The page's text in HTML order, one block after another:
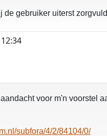
de gebruiker uiterst
voor m'n voorstel
subfora/4/2/84104/0/